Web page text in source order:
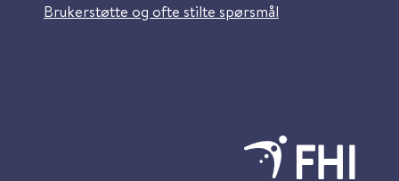
Brukerstøtte og ofte stilte spørsmål